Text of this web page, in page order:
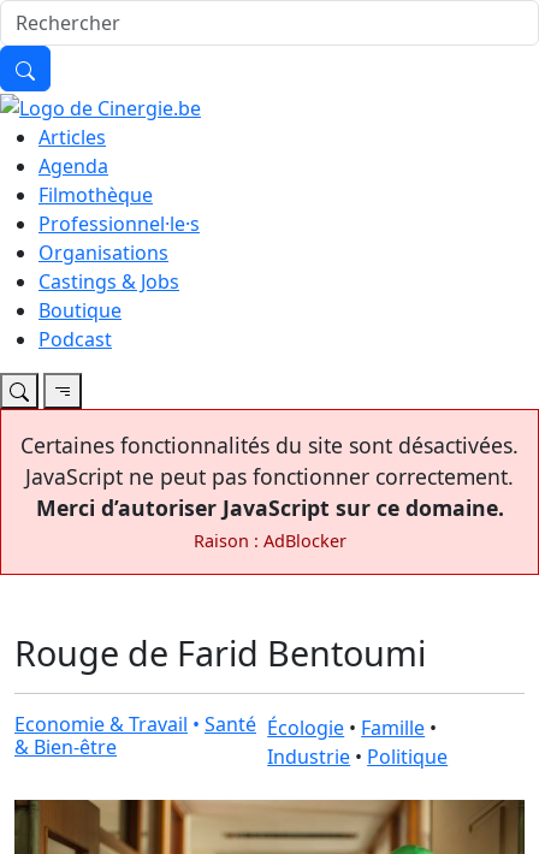
Articles
Agenda
Filmothèque
Professionnel·le·s
Organisations
Castings & Jobs
Boutique
Podcast
Certaines fonctionnalités du site sont désactivées.
JavaScript ne peut pas fonctionner correctement.
Merci d’autoriser JavaScript sur ce domaine.
Raison : AdBlocker
Rouge de Farid Bentoumi
Economie & Travail • Santé
& Bien-être
Écologie • Famille •
Industrie • Politique